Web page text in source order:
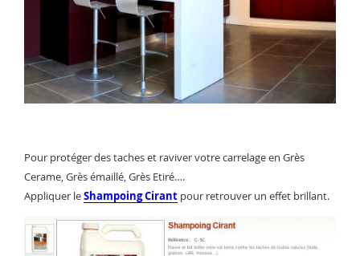
Pour protéger des taches et raviver votre carrelage en Grès
Cerame, Grès émaillé, Grès Etiré….
Appliquer leShampoing Cirant pour retrouver un effet brillant.